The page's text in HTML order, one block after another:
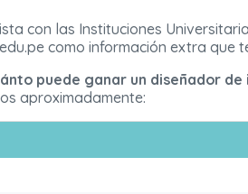
con las Instituciones
como información extra que
puede ganar un diseñador
aproximadamente: